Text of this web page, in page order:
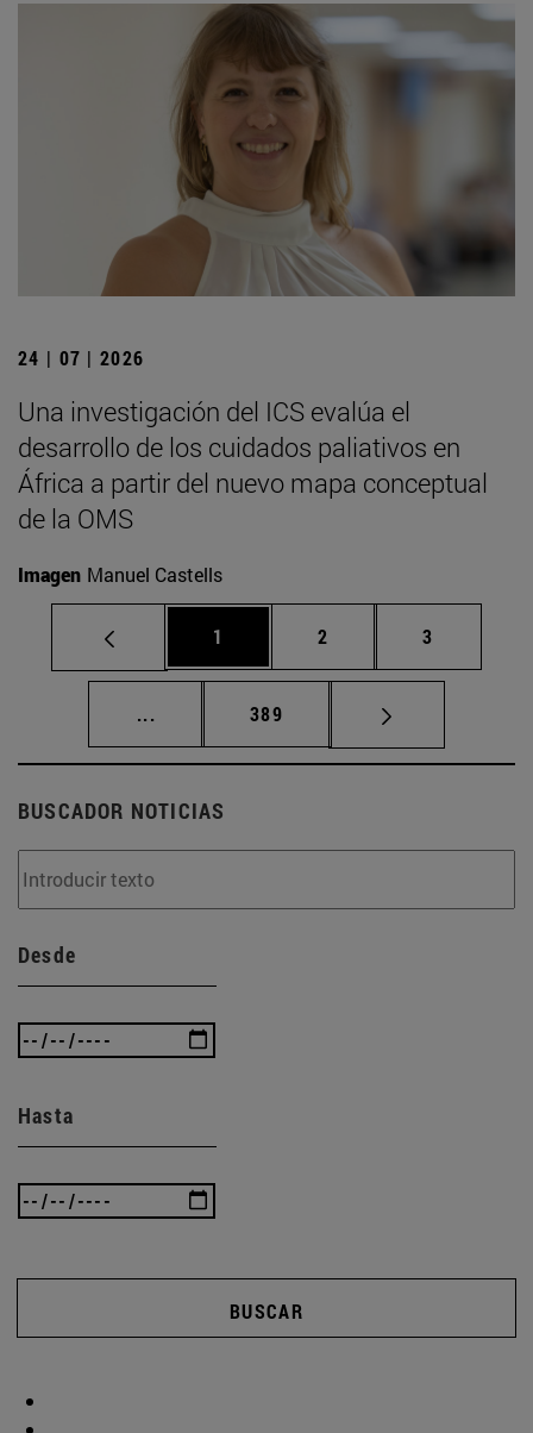
24 | 07 | 2026
Una investigación del ICS evalúa el
desarrollo de los cuidados paliativos en
África a partir del nuevo mapa conceptual
de la OMS
Imagen Manuel Castells
Página
1 Página
2 Página
3
... Páginas intermedias Use TAB para
Página
389
BUSCADOR NOTICIAS
Desde
Hasta
BUSCAR